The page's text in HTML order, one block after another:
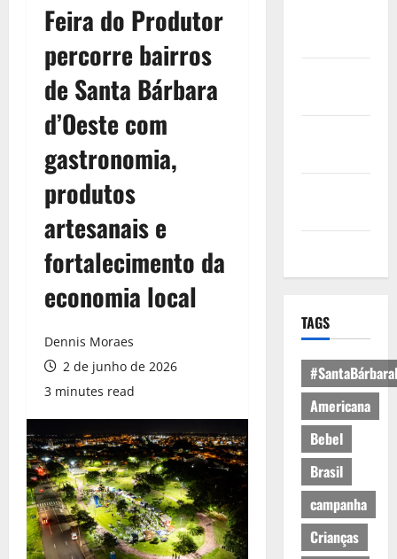
Feira do Produtor
percorre bairros
de Santa Bárbara
d’Oeste com
gastronomia,
produtos
artesanais e
fortalecimento da
economia local
Dennis Moraes
2 de junho de 2026
3 minutes read
TAGS
Americana
Bebel
Brasil
campanha
Crianças